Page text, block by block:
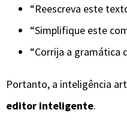
“Reescreva este
“Simplifique este
“Corrija a gramática
Portanto, a inteligência
editor inteligente.